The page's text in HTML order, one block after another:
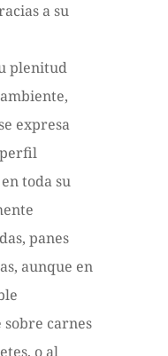
a su
plenitud
expresa
toda su
panes
aunque en
carnes
o al